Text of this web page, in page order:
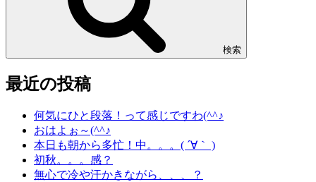
検索
最近の投稿
何気にひと段落！って感じですわ(^^♪
おはよぉ～(^^♪
本日も朝から多忙！中。。。( ´∀｀ )
初秋。。。感？
無心で冷や汗かきながら、、、？